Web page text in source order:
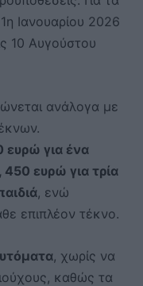
Ιανουαρίου 2026
10 Αυγούστου
ανάλογα με
ευρώ για ένα
450 ευρώ για τρία
, ενώ
επιπλέον τέκνο.
, χωρίς να
καθώς τα